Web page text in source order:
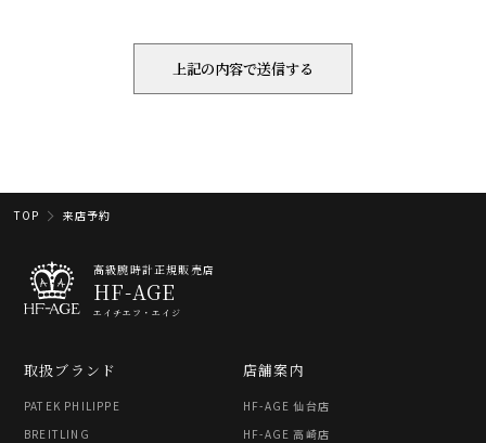
TOP 来店予約
高級腕時計正規販売店
HF-AGE
エイチエフ・エイジ
取扱ブランド
PATEK PHILIPPE
BREITLING
店舗案内
HF-AGE 仙台店
HF-AGE 高崎店